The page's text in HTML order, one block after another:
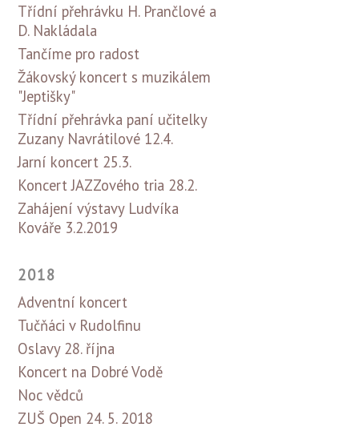
Třídní přehrávku H. Prančlové a
D. Nakládala
Tančíme pro radost
Žákovský koncert s muzikálem
"Jeptišky"
Třídní přehrávka paní učitelky
Zuzany Navrátilové 12.4.
Jarní koncert 25.3.
Koncert JAZZového tria 28.2.
Zahájení výstavy Ludvíka
Kováře 3.2.2019
2018
Adventní koncert
Tučňáci v Rudolfinu
Oslavy 28. října
Koncert na Dobré Vodě
Noc vědců
ZUŠ Open 24. 5. 2018